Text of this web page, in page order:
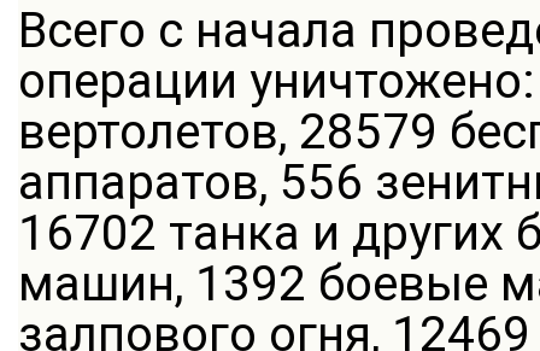
Всего с начала
операции
вертолетов, 28579
аппаратов, 556
16702 танка и
машин, 1392 боевые
залпового огня,